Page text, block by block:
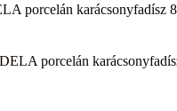
porcelán karácsonyfadísz
porcelán